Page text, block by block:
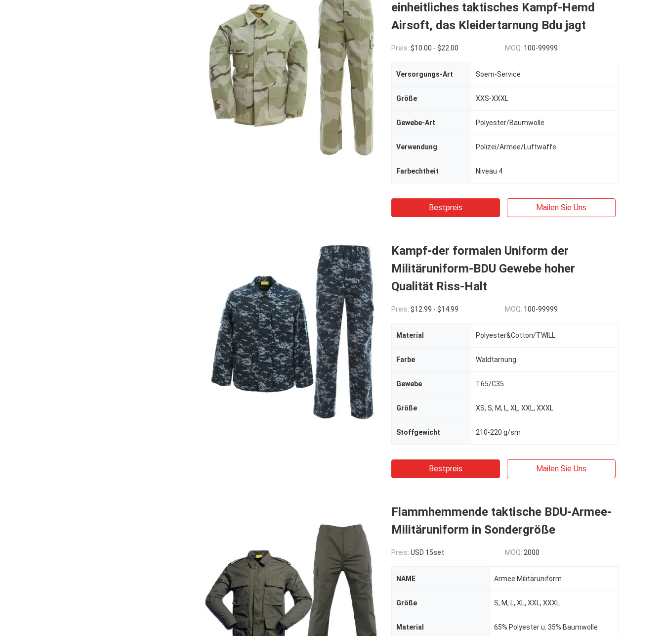
einheitliches taktisches Kampf-Hemd
Airsoft, das Kleidertarnung Bdu jagt
Preis: $10.00 - $22.00 MOQ: 100-99999
Versorgungs-Art Soem-Service
Größe XXS-XXXL
Gewebe-Art Polyester/Baumwolle
Verwendung Polizei/Armee/Luftwaffe
Farbechtheit Niveau 4
Bestpreis Mailen Sie Uns
Kampf-der formalen Uniform der
Militäruniform-BDU Gewebe hoher
Qualität Riss-Halt
Preis: $12.99 - $14.99 MOQ: 100-99999
Material Polyester&Cotton/TWILL
Farbe Waldtarnung
Gewebe T65/C35
Größe XS, S, M, L, XL, XXL, XXXL
Stoffgewicht 210-220 g/sm
Bestpreis Mailen Sie Uns
Flammhemmende taktische BDU-Armee-
Militäruniform in Sondergröße
Preis: USD 15set MOQ: 2000
NAME Armee Militäruniform
Größe S, M, L, XL, XXL, XXXL
Material 65% Polyester u. 35% Baumwolle